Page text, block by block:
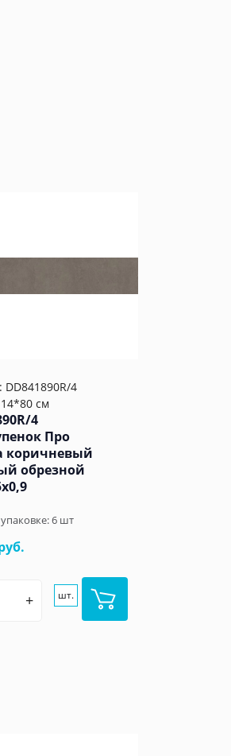
DD841890R/4
см
4
Про
коричневый
обрезной
6 шт
+ шт.